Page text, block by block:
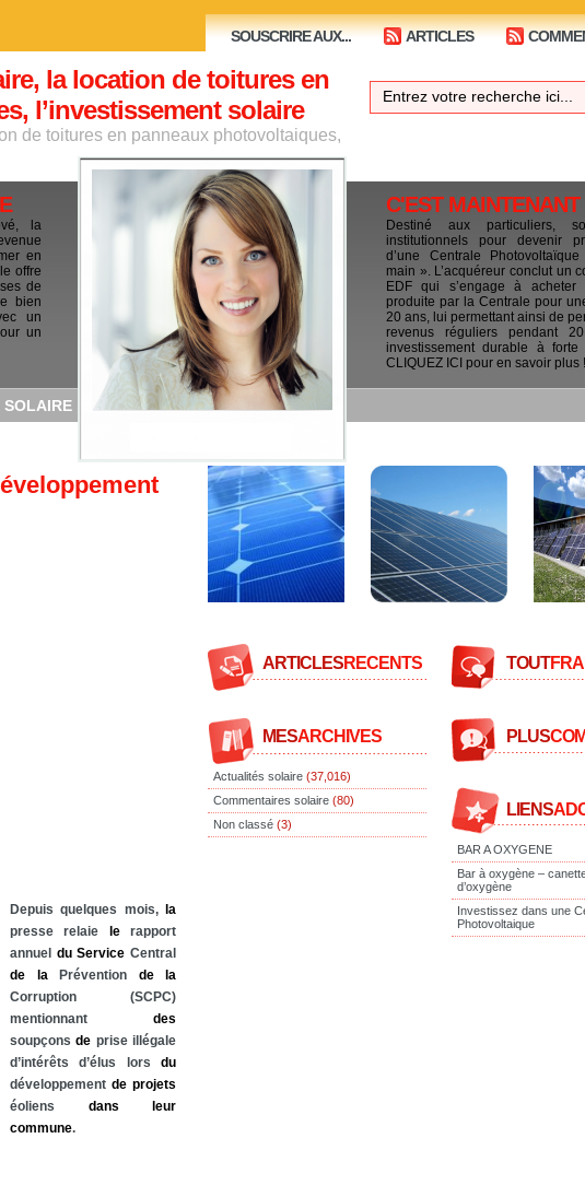
SOUSCRIRE AUX... ARTICLES
la location de toitures en
l’investissement solaire
de toitures en panneaux photovoltaiques,
la
en
offre
de
bien
un
un
SOLAIRE
C'EST MAINTENANT
Destiné aux particuliers,
institutionnels pour devenir
d’une Centrale
main ». L’acquéreur conclut un
EDF qui s’engage à acheter
produite par la Centrale pour
20 ans, lui permettant ainsi de
revenus réguliers pendant
investissement durable à forte
CLIQUEZ ICI pour en savoir plus !
Depuis quelques mois,
la
presse relaie
lerapport
annuel du Service Central
de
laPrévention de
la
Corruption (SCPC)
mentionnant des
soupçonsde prise illégale
d’intérêts d’élus lors du
développement de projets
éoliens dans
leur
commune.
ARTICLESRECENTS
MESARCHIVES
Actualités solaire (37,016)
Commentaires solaire (80)
Non classé (3)
TOUT
PLUS
LIENS
BAR A OXYGENE
Bar à oxygène –
d’oxygène
Investissez dans une
Photovoltaique